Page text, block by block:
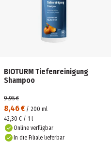
BIOTURM Tiefenreinigung
Shampoo
8,46 € / 200 ml
9,95 €
42,30 € / 1 l
Online verfügbar
In die Filiale lieferbar